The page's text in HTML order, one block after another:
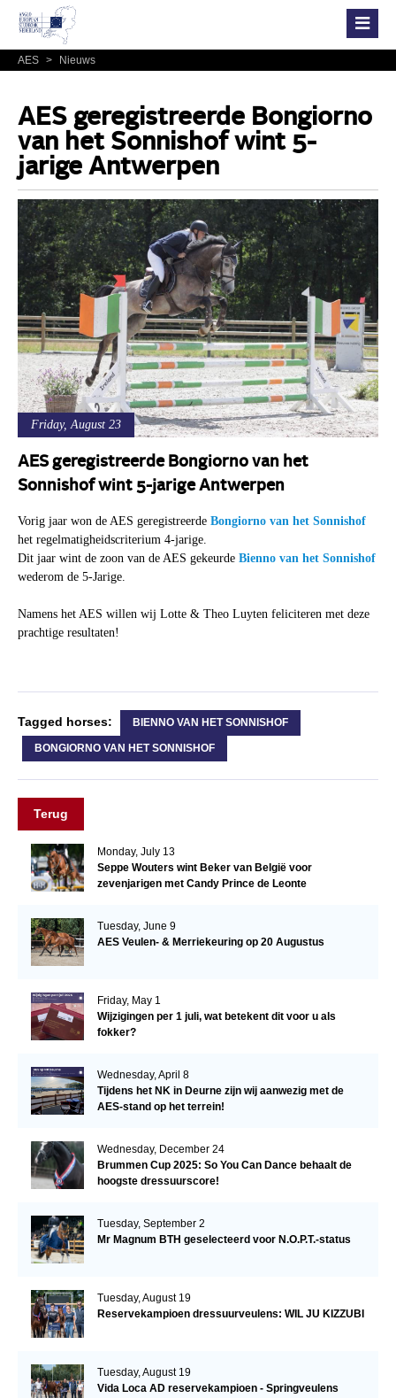
AES > Nieuws
AES geregistreerde Bongiorno
van het Sonnishof wint 5-
jarige Antwerpen
Friday, August 23
AES geregistreerde Bongiorno van het
Sonnishof wint 5-jarige Antwerpen
Vorig jaar won de AES geregistreerde Bongiorno van het Sonnishof
het regelmatigheidscriterium 4-jarige.
Dit jaar wint de zoon van de AES gekeurde Bienno van het Sonnishof
wederom de 5-Jarige.
Namens het AES willen wij Lotte & Theo Luyten feliciteren met deze
prachtige resultaten!
Tagged horses: BIENNO VAN HET SONNISHOF
BONGIORNO VAN HET SONNISHOF
Terug
Monday, July 13
Seppe Wouters wint Beker van België voor
zevenjarigen met Candy Prince de Leonte
Tuesday, June 9
AES Veulen- & Merriekeuring op 20 Augustus
Friday, May 1
Wijzigingen per 1 juli, wat betekent dit voor u als
fokker?
Wednesday, April 8
Tijdens het NK in Deurne zijn wij aanwezig met de
AES-stand op het terrein!
Wednesday, December 24
Brummen Cup 2025: So You Can Dance behaalt de
hoogste dressuurscore!
Tuesday, September 2
Mr Magnum BTH geselecteerd voor N.O.P.T.-status
Tuesday, August 19
Reservekampioen dressuurveulens: WIL JU KIZZUBI
Tuesday, August 19
Vida Loca AD reservekampioen - Springveulens